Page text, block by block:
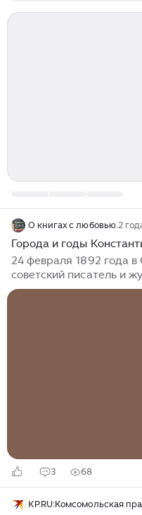
О книгах с любовью.2
Города и годы
24 февраля 1892 года в
советский писатель и
Родился в семье
3 68
KP.RU:Комсомольская